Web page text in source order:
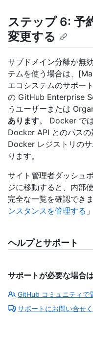
ステップ 6: 予
変更する
サブドメイン分離が無
テムを使う場合は、
エコシステムのサポー
の GitHub Enterprise
うユーザーまたは
あります。 Docker では
Docker API とのパスの
Docker レジストリの
ります。
サイト管理者ダッシュ
ジに移動すると、内部
完全な一覧を確認でき
ンスタンスを管理する
ヘルプとサポート
サポートが必要な場合は
GitHub コミュニティで
サポートにお問い合せ